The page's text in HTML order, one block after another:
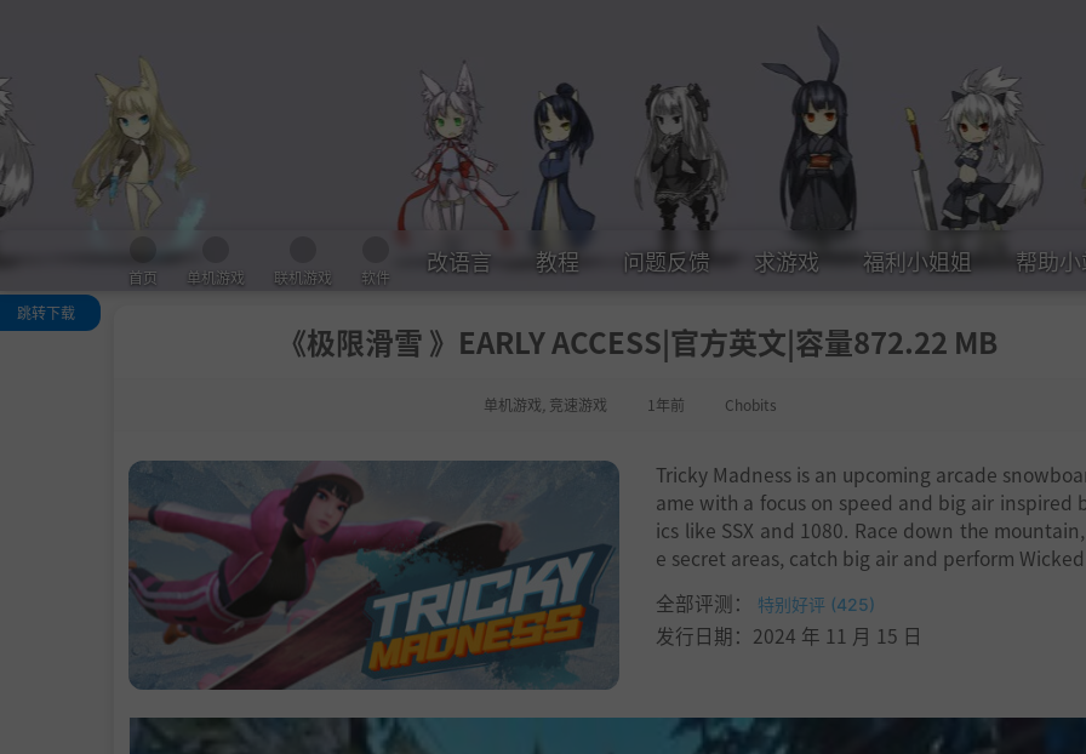
首页 单机游戏 联机游戏 软件
改语言 教程 问题反馈 求游戏 福利小姐姐 帮助小
《极限滑雪 》EARLY ACCESS|官方英文|容量872.22 MB
单机游戏 竞速游戏 1年前 Chobits
跳转下载
Tricky Madness is an upcoming arcade
ame with a focus on speed and big air inspired
ics like SSX and 1080. Race down the
e secret areas, catch big air and perform
全部评测：
特别好评 (425)
发行日期：2024 年 11 月 15 日